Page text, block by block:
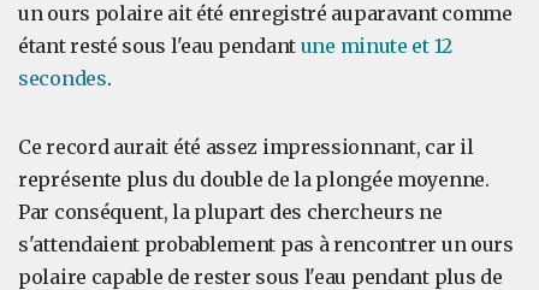
un ours polaire ait été enregistré auparavant comme
étant resté sous l'eau pendant une minute et 12
secondes.
Ce record aurait été assez impressionnant, car il
représente plus du double de la plongée moyenne.
Par conséquent, la plupart des chercheurs ne
s'attendaient probablement pas à rencontrer un ours
polaire capable de rester sous l'eau pendant plus de